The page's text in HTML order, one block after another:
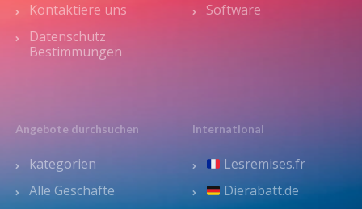
Kontaktiere uns
Datenschutz
Bestimmungen
Software
Angebote durchsuchen
kategorien
Alle Geschäfte
International
Lesremises.fr
Dierabatt.de